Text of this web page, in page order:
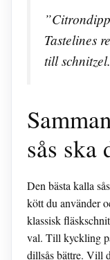
Tastelines
till schnitzel.
sås ska
Den bästa kalla
kött du använder
klassisk
val. Till kyckling
dillsås bättre. Vill